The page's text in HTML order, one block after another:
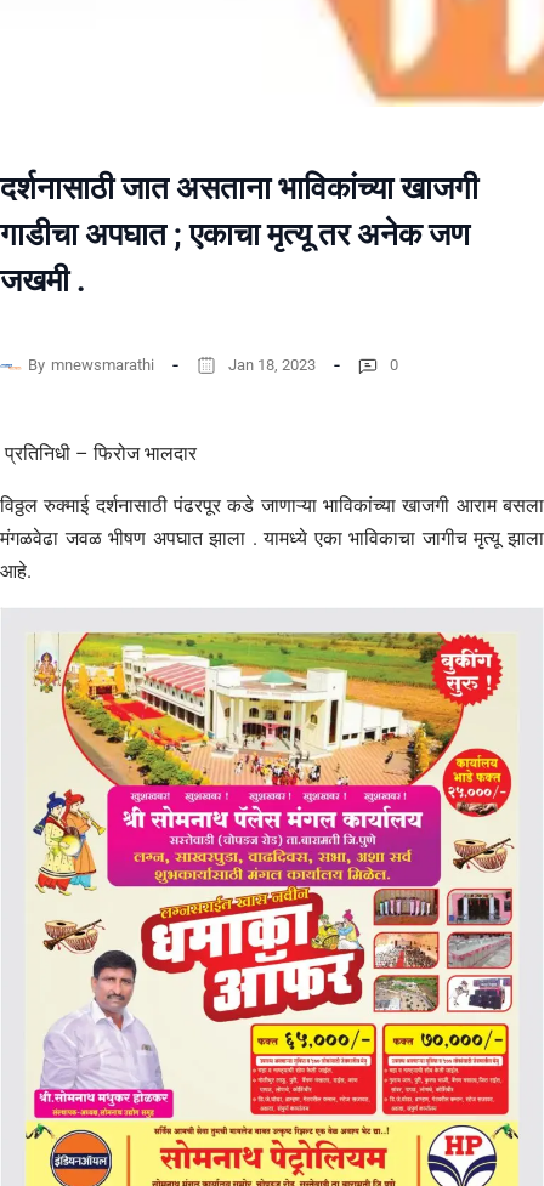
दर्शनासाठी जात असताना भाविकांच्या खाजगी
गाडीचा अपघात ; एकाचा मृत्यू तर अनेक जण
जखमी .
By mnewsmarathi Jan 18, 2023 0
प्रतिनिधी – फिरोज भालदार
विठ्ठल रुक्माई दर्शनासाठी पंढरपूर कडे जाणाऱ्या भाविकांच्या खाजगी आराम बसला
मंगळवेढा जवळ भीषण अपघात झाला . यामध्ये एका भाविकाचा जागीच मृत्यू झाला
आहे.